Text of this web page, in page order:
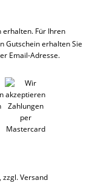
erhalten. Für Ihren
Gutschein erhalten Sie
Email-Adresse.
zzgl.Versand